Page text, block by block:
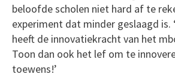
beloofde scholen niet hard af te
experiment dat minder geslaagd is.
heeft de innovatiekracht van het
Toon dan ook het lef om te
toewens!’